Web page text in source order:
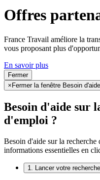
Offres
France Travail améliore la
vous proposant plus
En savoir plus
Fermer
× Fermer la fenêtre Besoin
Besoin d'aide sur
d'emploi ?
Besoin d'aide sur la
informations essentielles en
1. Lancer votre recherche